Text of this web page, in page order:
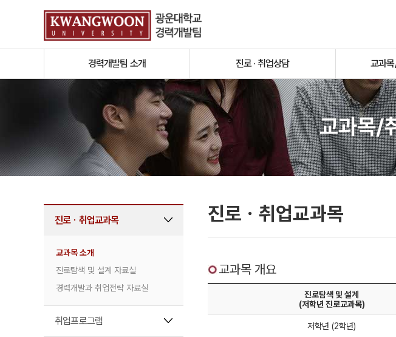
경력개발팀 소개 진로 · 취업상담 교과
교과목/
진로ㆍ취업교과목
교과목 소개
진로탐색 및 설계 자료실
경력개발과 취업전략 자료실
취업프로그램
진로ㆍ취업교과목
교과목 개요
진로탐색 및 설계
(저학년 진로교과목)
저학년 (2학년)